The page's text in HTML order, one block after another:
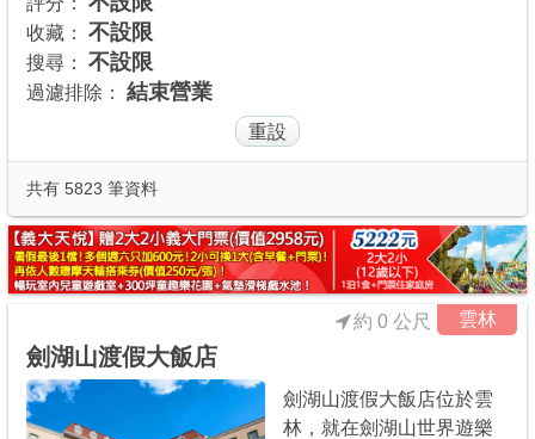
討論區
APP下載
收藏： 不設限
搜尋： 不設限
過濾排除： 結束營業
共有 5823 筆資料
雲林
劍湖山渡假大飯店
約 0 公尺
劍湖山渡假大飯店位於雲
林，就在劍湖山世界遊樂